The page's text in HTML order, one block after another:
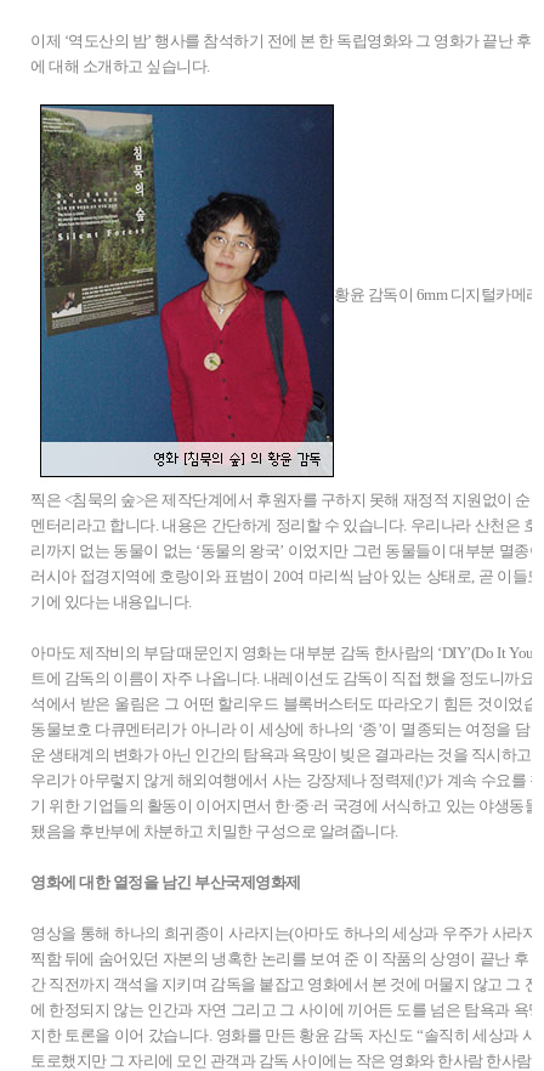
이제 ‘역도산의 밤’ 행사를 참석하기 전에 본 한 독립영화와 그 영화가 끝난 후
에 대해 소개하고 싶습니다.
황윤 감독이 6mm 디지털카메
찍은 <침묵의 숲>은 제작단계에서 후원자를 구하지 못해 재정적 지원없이 순
멘터리라고 합니다. 내용은 간단하게 정리할 수 있습니다. 우리나라 산천은
리까지 없는 동물이 없는 ‘동물의 왕국’ 이었지만 그런 동물들이 대부분 멸종
러시아 접경지역에 호랑이와 표범이 20여 마리씩 남아 있는 상태로, 곧 이들
기에 있다는 내용입니다.
아마도 제작비의 부담 때문인지 영화는 대부분 감독 한사람의 ‘DIY’(Do It
트에 감독의 이름이 자주 나옵니다. 내레이션도 감독이 직접 했을 정도니까요
석에서 받은 울림은 그 어떤 할리우드 블록버스터도 따라오기 힘든 것이었
동물보호 다큐멘터리가 아니라 이 세상에 하나의 ‘종’이 멸종되는 여정을 담
운 생태계의 변화가 아닌 인간의 탐욕과 욕망이 빚은 결과라는 것을 직시하고
우리가 아무렇지 않게 해외여행에서 사는 강장제나 정력제(!)가 계속 수요를
기 위한 기업들의 활동이 이어지면서 한·중·러 국경에 서식하고 있는 야생동
됐음을 후반부에 차분하고 치밀한 구성으로 알려줍니다.
영화에 대한 열정을 남긴 부산국제영화제
영상을 통해 하나의 희귀종이 사라지는(아마도 하나의 세상과 우주가 사라
찍함 뒤에 숨어있던 자본의 냉혹한 논리를 보여 준 이 작품의 상영이 끝난 후
간 직전까지 객석을 지키며 감독을 붙잡고 영화에서 본 것에 머물지 않고 그
에 한정되지 않는 인간과 자연 그리고 그 사이에 끼어든 도를 넘은 탐욕과 욕
지한 토론을 이어 갔습니다. 영화를 만든 황윤 감독 자신도 “솔직히 세상과
토로했지만 그 자리에 모인 관객과 감독 사이에는 작은 영화와 한사람 한사람